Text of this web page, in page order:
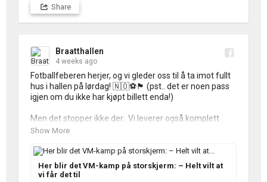
Share
Braatthallen
4 weeks ago
Fotballfeberen herjer, og vi gleder oss til å ta imot fullt
hus i hallen på lørdag! 🇳🇴⚽️🏴󠁧󠁢󠁥󠁮󠁧󠁿 (pst.. det er noen pass
igjen om du ikke har kjøpt billett enda!)
Men det stopper ikke der.. Vi leverer også komplett
utstyr til visning på Kongens plass i Kristiansund og
festdag dette blir! Heia Norge 🇳🇴🙌
Show More
Her blir det VM-kamp på storskjerm: – Helt vilt at
vi får det til